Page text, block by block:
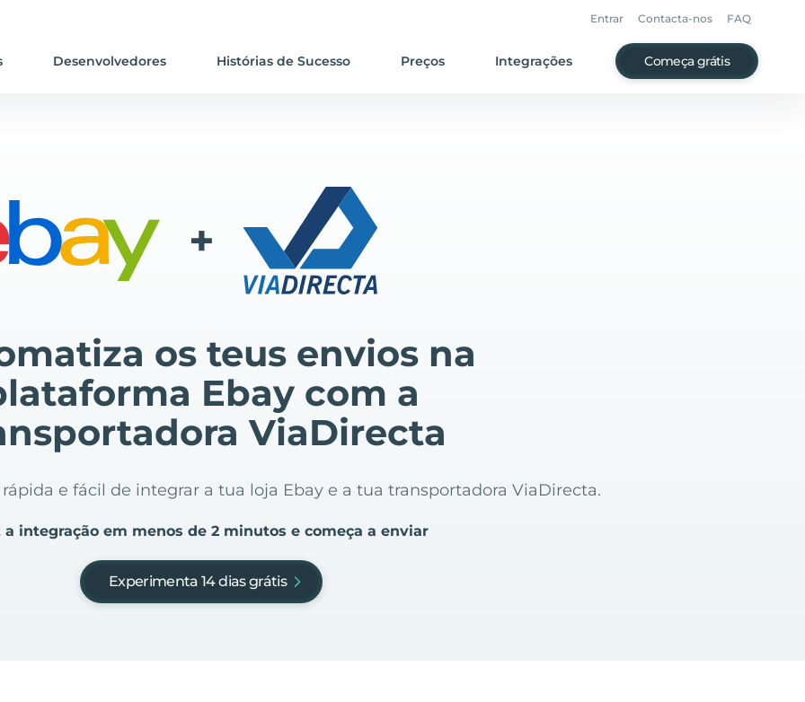
Entrar Contacta-nos FAQ
Desenvolvedores Histórias de Sucesso Preços Integrações Começa grátis
+
os teus envios na
Ebay com a
ViaDirecta
e fácil de integrar a tua loja Ebay e a tua transportadora ViaDirecta.
a integração em menos de 2 minutos e começa a enviar
Experimenta 14 dias grátis